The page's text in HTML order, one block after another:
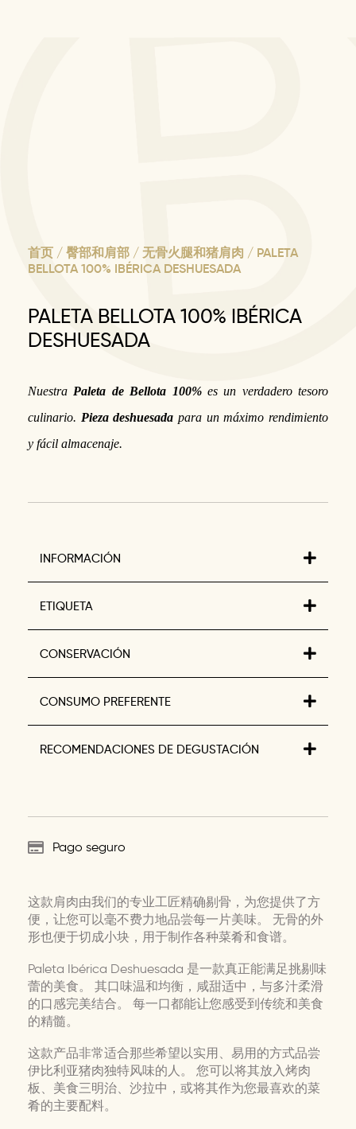
首页 / 臀部和肩部 / 无骨火腿和猪肩肉 / PALETA
BELLOTA 100% IBÉRICA DESHUESADA
PALETA BELLOTA 100% IBÉRICA
DESHUESADA
Nuestra Paleta de Bellota 100%es un verdadero tesoro
culinario. Pieza deshuesada para un máximo rendimiento
y fácil almacenaje.
INFORMACIÓN
ETIQUETA
CONSERVACIÓN
CONSUMO PREFERENTE
RECOMENDACIONES DE DEGUSTACIÓN
Pago seguro
这款肩肉由我们的专业工匠精确剔骨，为您提供了方
便，让您可以毫不费力地品尝每一片美味。 无骨的外
形也便于切成小块，用于制作各种菜肴和食谱。
Paleta Ibérica Deshuesada 是一款真正能满足挑剔味
蕾的美食。 其口味温和均衡，咸甜适中，与多汁柔滑
的口感完美结合。 每一口都能让您感受到传统和美食
的精髓。
这款产品非常适合那些希望以实用、易用的方式品尝
伊比利亚猪肉独特风味的人。 您可以将其放入烤肉
板、美食三明治、沙拉中，或将其作为您最喜欢的菜
肴的主要配料。